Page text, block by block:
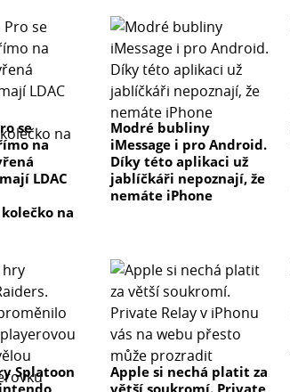
se
na
LDAC
na
Modré bubliny
iMessage i pro Android.
Díky této aplikaci už
jablíčkáři nepoznají, že
nemáte iPhone
Splatoon
Apple si nechá platit za
větší soukromí. Private